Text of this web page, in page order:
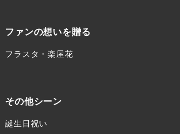
ファンの想いを贈る
フラスタ・楽屋花
その他シーン
誕生日祝い